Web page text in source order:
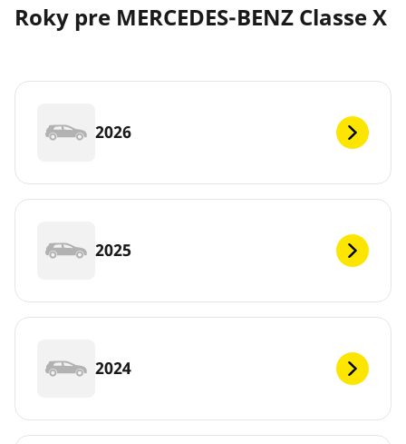
Roky pre MERCEDES-BENZ Classe X
2026
2025
2024